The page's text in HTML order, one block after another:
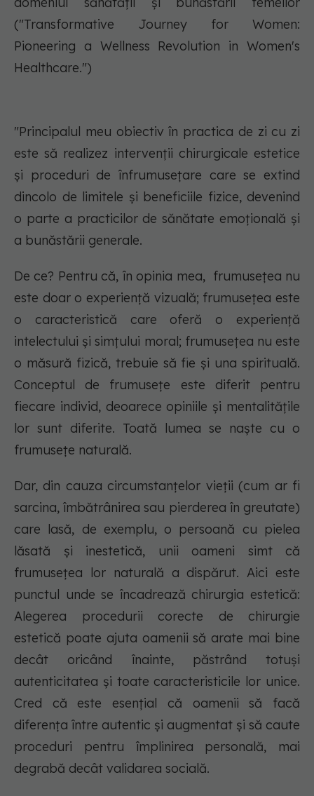
("Transformative Journey for Women:
Pioneering a Wellness Revolution in Women's
Healthcare.")
"Principalul meu obiectiv în practica de zi cu zi
este să realizez intervenții chirurgicale estetice
și proceduri de înfrumusețare care se extind
dincolo de limitele și beneficiile fizice, devenind
o parte a practicilor de sănătate emoțională și
a bunăstării generale.
De ce? Pentru că, în opinia mea, frumusețea nu
este doar o experiență vizuală; frumusețea este
o caracteristică care oferă o experiență
intelectului și simțului moral; frumusețea nu este
o măsură fizică, trebuie să fie și una spirituală.
Conceptul de frumusețe este diferit pentru
fiecare individ, deoarece opiniile și mentalitățile
lor sunt diferite. Toată lumea se naște cu o
frumusețe naturală.
Dar, din cauza circumstanțelor vieții (cum ar fi
sarcina, îmbătrânirea sau pierderea în greutate)
care lasă, de exemplu, o persoană cu pielea
lăsată și inestetică, unii oameni simt că
frumusețea lor naturală a dispărut. Aici este
punctul unde se încadrează chirurgia estetică:
Alegerea procedurii corecte de chirurgie
estetică poate ajuta oamenii să arate mai bine
decât oricând înainte, păstrând totuși
autenticitatea și toate caracteristicile lor unice.
Cred că este esențial că oamenii să facă
diferența între autentic și augmentat și să caute
proceduri pentru împlinirea personală, mai
degrabă decât validarea socială.